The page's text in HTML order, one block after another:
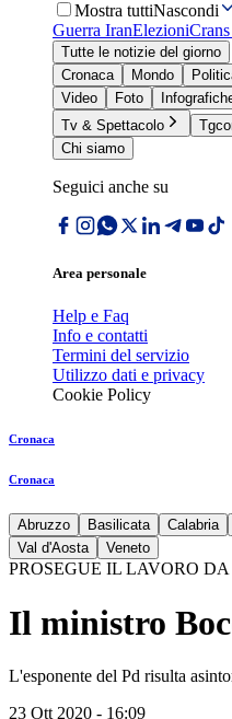
Mostra tuttiNascondi
Guerra IranElezioni
Tutte le notizie del giorno
Cronaca
Mondo
Video
Foto
Tv & Spettacolo
Chi siamo
Seguici anche su
Area personale
Help e Faq
Info e contatti
Termini del servizio
Utilizzo dati e privacy
Cookie Policy
Cronaca
Cronaca
Abruzzo Basilicata Calabria
Val d'Aosta
Veneto
PROSEGUE IL LAVORO DA
Il ministro
L'esponente del Pd risulta
23 Ott 2020 - 16:09